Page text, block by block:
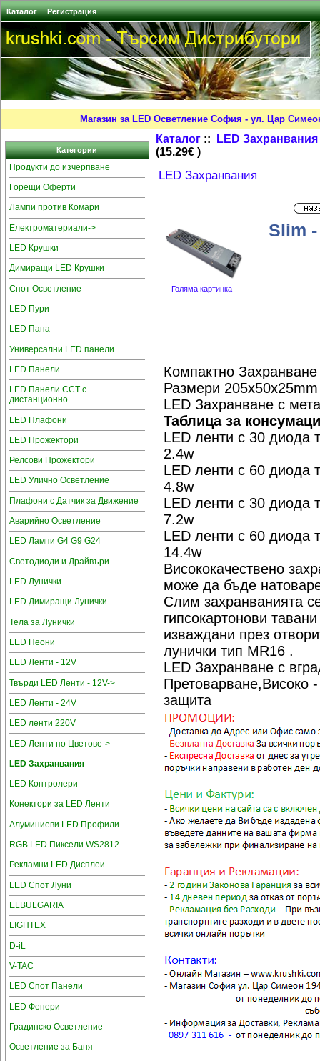
Каталог Регистрация
Магазин за LED Осветление София - ул. Цар
Категории
Продукти до изчерпване
Горещи Оферти
Лампи против Комари
Електроматериали->
LED Крушки
Димиращи LED Крушки
Спот Осветление
LED Пури
LED Пана
Универсални LED панели
LED Панели
LED Панели CCT с
дистанционно
LED Плафони
LED Прожектори
Релсови Прожектори
LED Улично Осветление
Плафони с Датчик за Движение
Аварийно Осветление
LED Лампи G4 G9 G24
Светодиоди и Драйвъри
LED Лунички
LED Димиращи Лунички
Тела за Лунички
LED Неони
LED Ленти - 12V
Твърди LED Ленти - 12V->
LED Ленти - 24V
LED ленти 220V
LED Ленти по Цветове->
LED Захранвания
LED Контролери
Конектори за LED Ленти
Алуминиеви LED Профили
RGB LED Пиксели WS2812
Рекламни LED Дисплеи
LED Спот Луни
ELBULGARIA
LIGHTEX
D-iL
V-TAC
LED Спот Панели
LED Фенери
Градинско Осветление
Осветление за Баня
Каталог :: LED Захранвания
(15.29€ )
LED Захранвания
Голяма картинка
Slim
Компактно
Размери 205x50x25mm
LED Захранване с
Таблица за
LED ленти с 30 диода
2.4w
LED ленти с 60 диода
4.8w
LED ленти с 30 диода
7.2w
LED ленти с 60 диода
14.4w
Висококачествено
може да бъде
Слим захранванията
гипсокартонови
изваждани през
лунички тип MR16 .
LED Захранване с
Претоварване,Високо
защита